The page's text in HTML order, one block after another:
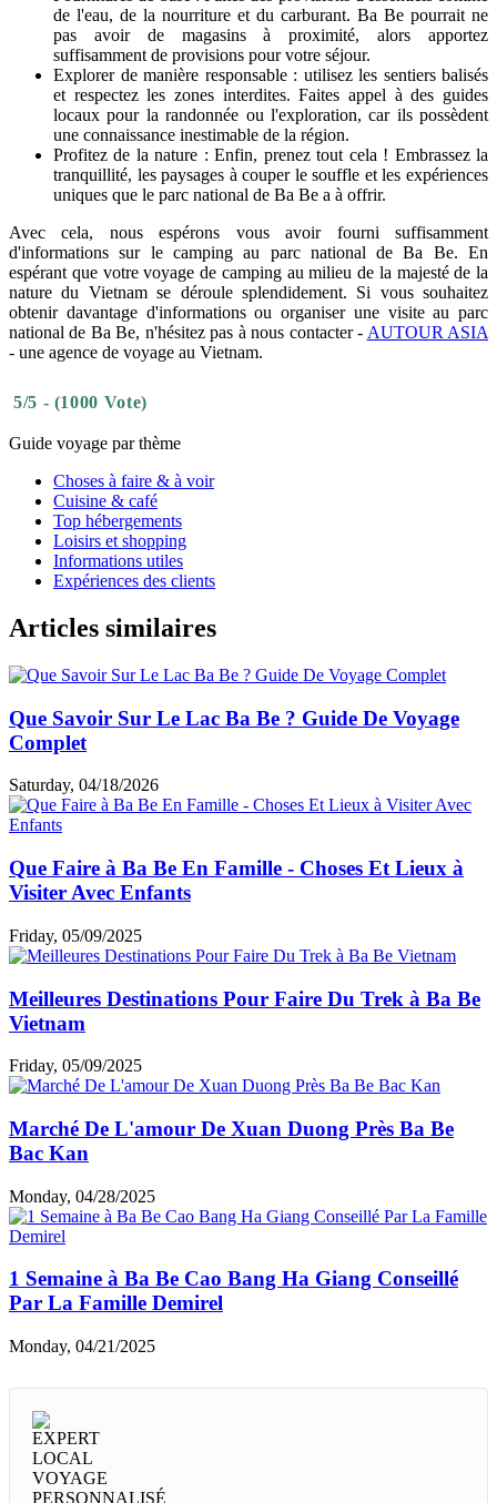
de l'eau, de la nourriture et du carburant. Ba Be pourrait ne
pas avoir de magasins à proximité, alors apportez
suffisamment de provisions pour votre séjour.
Explorer de manière responsable : utilisez les sentiers balisés
et respectez les zones interdites. Faites appel à des guides
locaux pour la randonnée ou l'exploration, car ils possèdent
une connaissance inestimable de la région.
Profitez de la nature : Enfin, prenez tout cela ! Embrassez la
tranquillité, les paysages à couper le souffle et les expériences
uniques que le parc national de Ba Be a à offrir.
Avec cela, nous espérons vous avoir fourni suffisamment
d'informations sur le camping au parc national de Ba Be. En
espérant que votre voyage de camping au milieu de la majesté de la
nature du Vietnam se déroule splendidement. Si vous souhaitez
obtenir davantage d'informations ou organiser une visite au parc
national de Ba Be, n'hésitez pas à nous contacter - AUTOUR ASIA
- une agence de voyage au Vietnam.
5/5 - (1000 Vote)
Guide voyage par thème
Choses à faire & à voir
Cuisine & café
Top hébergements
Loisirs et shopping
Informations utiles
Expériences des clients
Articles similaires
Que Savoir Sur Le Lac Ba Be ? Guide De Voyage
Complet
Saturday, 04/18/2026
Que Faire à Ba Be En Famille - Choses Et Lieux à
Visiter Avec Enfants
Friday, 05/09/2025
Meilleures Destinations Pour Faire Du Trek à Ba Be
Vietnam
Friday, 05/09/2025
Marché De L'amour De Xuan Duong Près Ba Be
Bac Kan
Monday, 04/28/2025
1 Semaine à Ba Be Cao Bang Ha Giang Conseillé
Par La Famille Demirel
Monday, 04/21/2025